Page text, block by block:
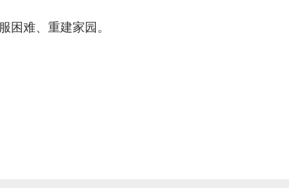
困难、重建家园。